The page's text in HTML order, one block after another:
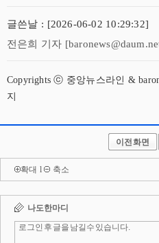
글쓴날 : [2026-06-02 10:29:32]
전은희 기자
Copyrights ⓒ 중앙뉴스라인 &
지
이전화면
확대 l 축소